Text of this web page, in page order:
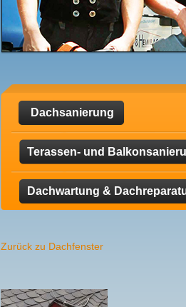
Dachsanierung
Terassen- und
Dachwartung &
Zurück zu Dachfenster